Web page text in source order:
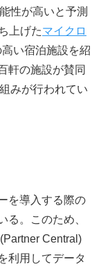
性が高いと予測
上げたマイクロ
い宿泊施設を紹
軒の施設が賛同
みが行われてい
を導入する際の
る。このため、
Central)
利用してデータ